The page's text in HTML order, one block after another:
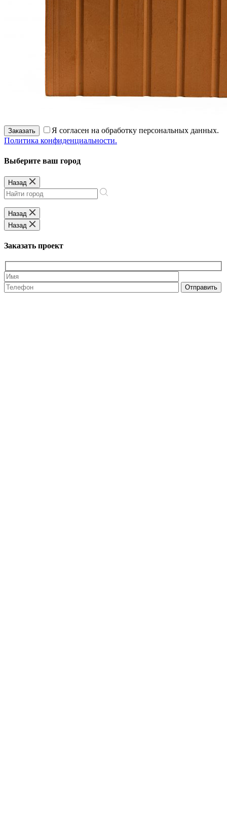
Заказать
Я согласен на обработку персональных данных.
Политика конфиденциальности.
Выберите ваш город
Назад
Назад
Назад
Заказать проект